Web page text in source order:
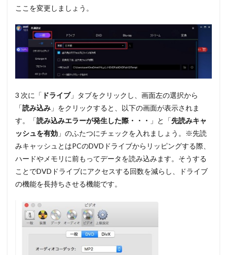
ここを変更しましょう。
3 次に 「 ドライブ」 タブをクリックし、画面左の選択から
「読み込み 」 をクリックすると、以下の画面が表示されま
す。
「読み込みエラーが発生した際・・・ 」と「先読みキャ
ッシュを有効 」 のふたつにチェックを入れましょう。※先読
みキャッシュとはPCのDVDドライブからリッピングする際、
ハードやメモリに前もってデータを読み込みます。そうする
ことでDVDドライブにアクセスする回数を減らし、ドライブ
の機能を長持ちさせる機能です。